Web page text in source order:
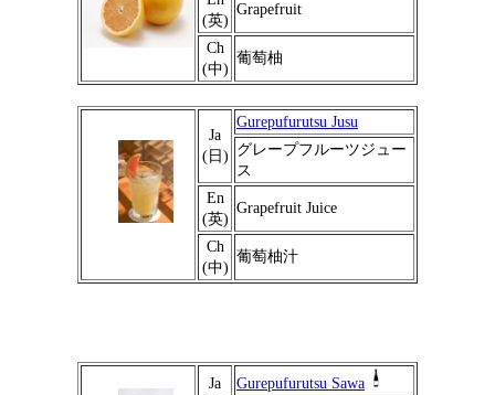
(英)
Grapefruit
Ch
(中)
葡萄柚
Ja
(日)
Gurepufurutsu Jusu
グレープフルーツジュー
ス
En
(英)
Grapefruit Juice
Ch
(中)
葡萄柚汁
Ja
Gurepufurutsu Sawa